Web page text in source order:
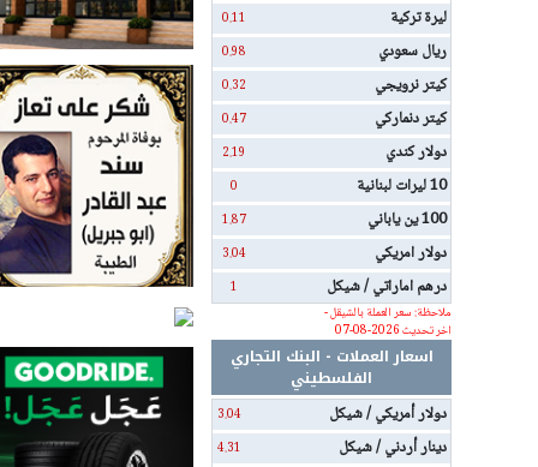
ليرة تركية 0.11
ريال سعودي 0.98
كيتر نرويجي 0.32
كيتر دنماركي 0.47
دولار كندي 2.19
10 ليرات لبنانية 0
100 ين ياباني 1.87
دولار امريكي 3.04
درهم اماراتي / شيكل
1
ملاحظة: سعر العملة بالشيقل -
اخر تحديث 2026-08-07
اسعار العملات - البنك التجاري
الفلسطيني
دولار أمريكي / شيكل
3.04
دينار أردني / شيكل 4.31